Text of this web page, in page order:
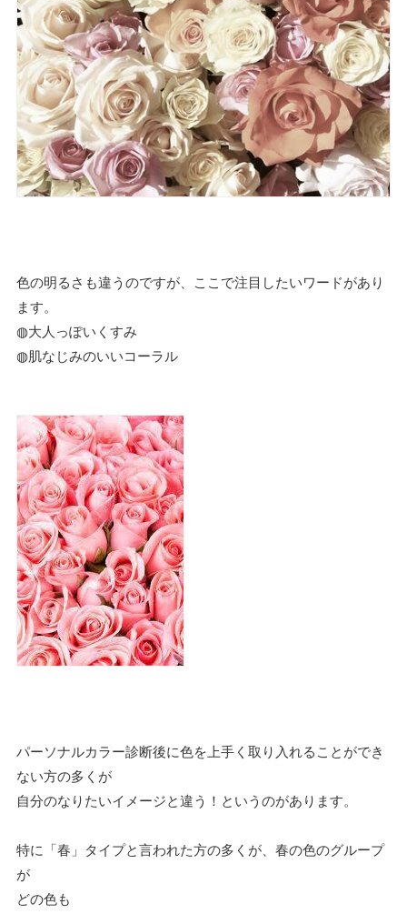
色の明るさも違うのですが、ここで注目したいワードがあり
ます。
◍大人っぽいくすみ
◍肌なじみのいいコーラル
パーソナルカラー診断後に色を上手く取り入れることができ
ない方の多くが
自分のなりたいイメージと違う！というのがあります。
特に「春」タイプと言われた方の多くが、春の色のグループ
が
どの色も